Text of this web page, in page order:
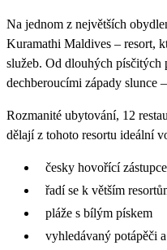
Na jednom z největších
Kuramathi Maldives – resort,
služeb. Od dlouhých písčitých
dechberoucími západy slunce
Rozmanité ubytování, 12
dělají z tohoto resortu ideální
česky hovořící
řadí se k větším
pláže s bílým pískem
vyhledávaný potápěči